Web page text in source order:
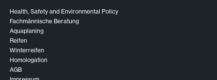
Health, Safety and Environmental Policy
Fachmännische Beratung
Aquaplaning
Reifen
Winterreifen
Homologation
AGB